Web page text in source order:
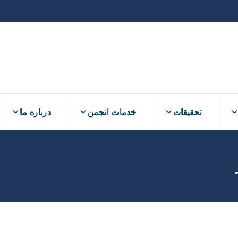
تحقیقات خدمات انجمن درباره ما